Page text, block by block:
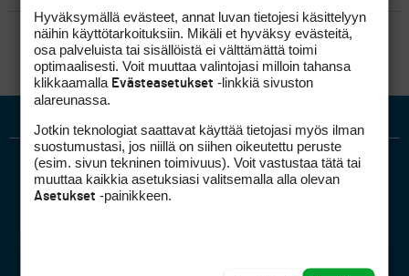
SÄÄNNÖT
Hyväksymällä evästeet, annat luvan tietojesi käsittelyyn
näihin käyttötarkoituksiin. Mikäli et hyväksy evästeitä,
osa palveluista tai sisällöistä ei välttämättä toimi
optimaalisesti. Voit muuttaa valintojasi milloin tahansa
klikkaamalla Evästeasetukset -linkkiä sivuston
alareunassa.
Jotkin teknologiat saattavat käyttää tietojasi myös ilman
suostumustasi, jos niillä on siihen oikeutettu peruste
(esim. sivun tekninen toimivuus). Voit vastustaa tätä tai
muuttaa kaikkia asetuksiasi valitsemalla alla olevan
Asetukset -painikkeen.